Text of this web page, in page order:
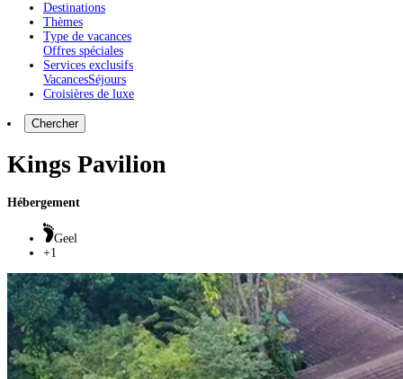
Destinations
Thèmes
Type de vacances
Offres spéciales
Services exclusifs
VacancesSéjours
Croisières de luxe
Chercher
Kings Pavilion
Hébergement
Geel
+1